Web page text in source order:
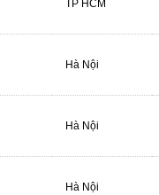
TP HCM
Hà Nội
Hà Nội
Hà Nội